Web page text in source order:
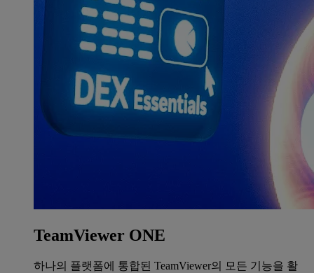
TeamViewer ONE
하나의 플랫폼에 통합된 TeamViewer의 모든 기능을 활